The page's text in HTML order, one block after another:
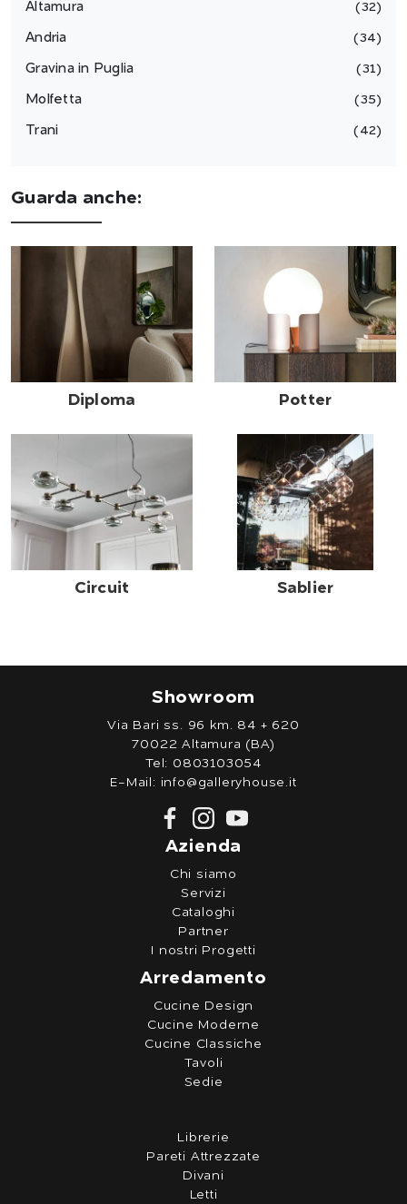
Altamura 32
Andria 34
Gravina in Puglia 31
Molfetta 35
Trani 42
Guarda anche:
Diploma Potter
Circuit Sablier
Showroom
Via Bari ss. 96 km. 84 + 620
70022 Altamura (BA)
Tel: 0803103054
E-Mail: info@galleryhouse.it
Azienda
Chi siamo
Servizi
Cataloghi
Partner
I nostri Progetti
Arredamento
Cucine Design
Cucine Moderne
Cucine Classiche
Tavoli
Sedie
Librerie
Pareti Attrezzate
Divani
Letti